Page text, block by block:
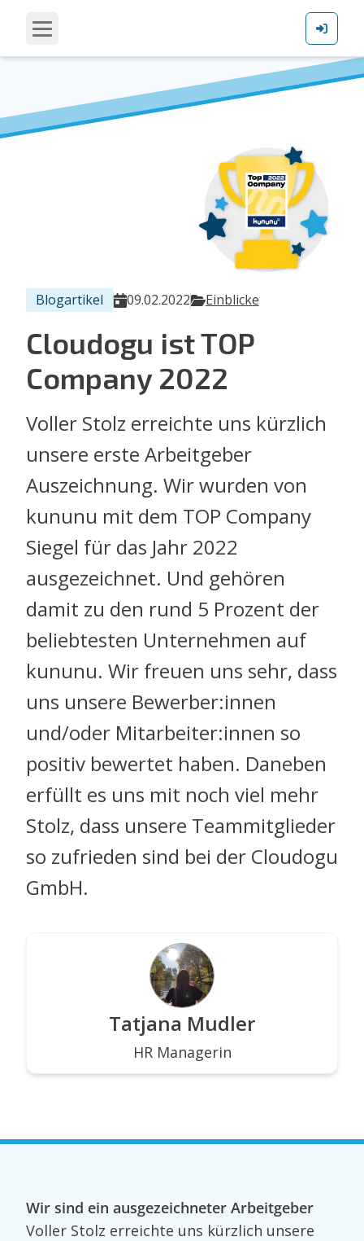
Blogartikel 09.02.2022 Einblicke
Cloudogu ist TOP
Company 2022
Voller Stolz erreichte uns kürzlich
unsere erste Arbeitgeber
Auszeichnung. Wir wurden von
kununu mit dem TOP Company
Siegel für das Jahr 2022
ausgezeichnet. Und gehören
damit zu den rund 5 Prozent der
beliebtesten Unternehmen auf
kununu. Wir freuen uns sehr, dass
uns unsere Bewerber:innen
und/oder Mitarbeiter:innen so
positiv bewertet haben. Daneben
erfüllt es uns mit noch viel mehr
Stolz, dass unsere Teammitglieder
so zufrieden sind bei der Cloudogu
GmbH.
Tatjana Mudler
HR Managerin
Wir sind ein ausgezeichneter Arbeitgeber
Voller Stolz erreichte uns kürzlich unsere